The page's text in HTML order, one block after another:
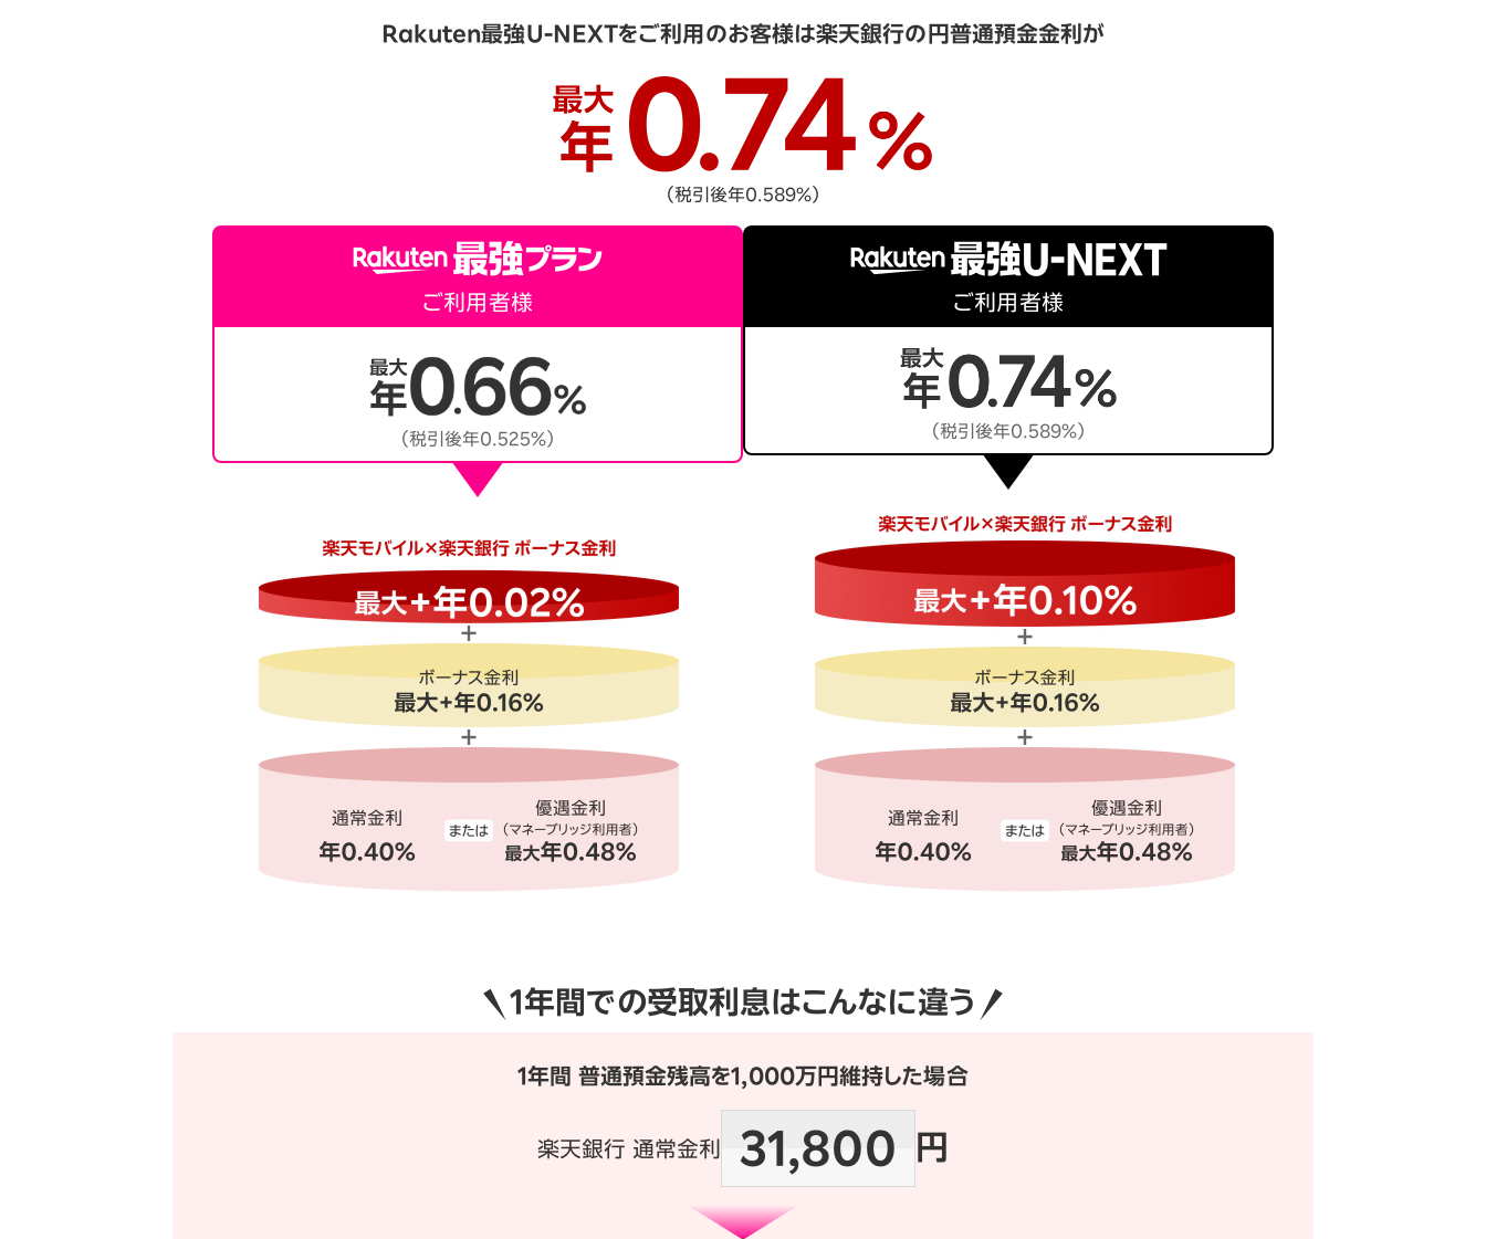
Rakuten最強U-NEXTをご利用のお客様は楽天銀行の円普通預金金利が
（税引後年0.589％）
ご利用者様
（税引後年0.525％）
ご利用者様
（税引後年0.589％）
1年間での受取利息はこんなに違う
1年間 普通預金残高を1,000万円維持した場合
楽天銀行 通常金利 31,800 円